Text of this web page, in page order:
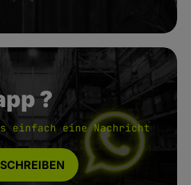
?
einfach eine Nachricht